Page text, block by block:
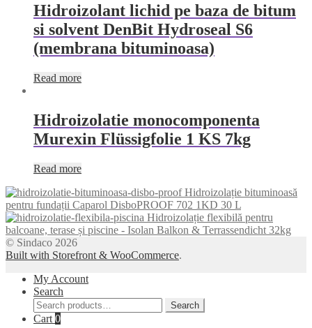
Hidroizolant lichid pe baza de bitum
si solvent DenBit Hydroseal S6
(membrana bituminoasa)
Read more
Hidroizolatie monocomponenta
Murexin Flüssigfolie 1 KS 7kg
Read more
Hidroizolație bituminoasă
pentru fundații Caparol DisboPROOF 702 1KD 30 L
Hidroizolație flexibilă pentru
balcoane, terase și piscine - Isolan Balkon & Terrassendicht 32kg
© Sindaco 2026
Built with Storefront & WooCommerce.
My Account
Search
Search
for:
Search
Cart 0